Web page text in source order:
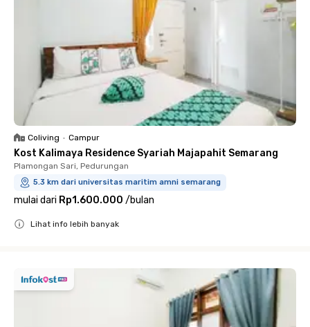
Coliving • Campur
Kost Kalimaya Residence Syariah Majapahit Semarang
Plamongan Sari, Pedurungan
5.3 km dari universitas maritim amni semarang
mulai dari Rp1.600.000 /bulan
Lihat info lebih banyak